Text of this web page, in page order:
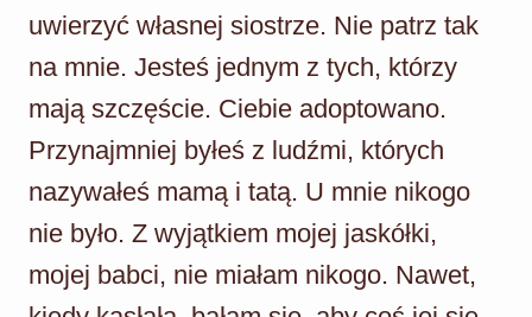
uwierzyć własnej siostrze. Nie patrz tak
na mnie. Jesteś jednym z tych, którzy
mają szczęście. Ciebie adoptowano.
Przynajmniej byłeś z ludźmi, których
nazywałeś mamą i tatą. U mnie nikogo
nie było. Z wyjątkiem mojej jaskółki,
mojej babci, nie miałam nikogo. Nawet,